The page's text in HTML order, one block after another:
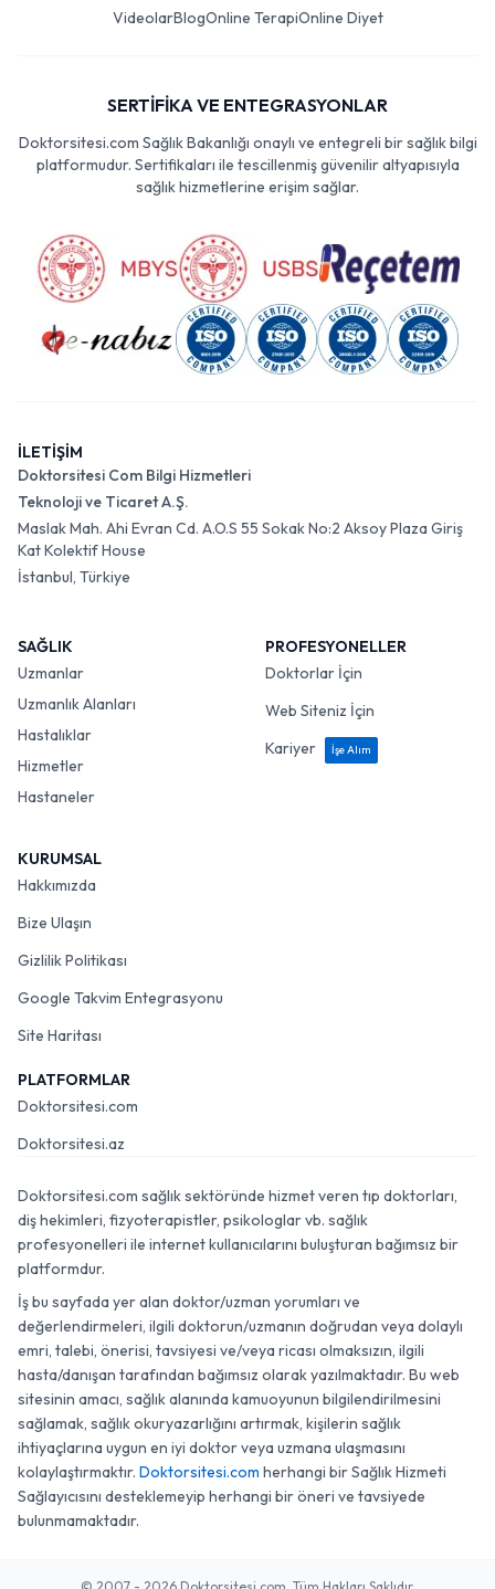
VideolarBlogOnline TerapiOnline Diyet
SERTİFİKA VE ENTEGRASYONLAR
Doktorsitesi.com Sağlık Bakanlığı onaylı ve entegreli bir sağlık bilgi
platformudur. Sertifikaları ile tescillenmiş güvenilir altyapısıyla
sağlık hizmetlerine erişim sağlar.
İLETİŞİM
Doktorsitesi Com Bilgi Hizmetleri
Teknoloji ve Ticaret A.Ş.
Maslak Mah. Ahi Evran Cd. A.O.S 55 Sokak No:2 Aksoy Plaza Giriş
Kat Kolektif House
İstanbul, Türkiye
SAĞLIK
Uzmanlar
Uzmanlık Alanları
Hastalıklar
Hizmetler
Hastaneler
PROFESYONELLER
Doktorlar İçin
Web Siteniz İçin
Kariyer
İşe Alım
KURUMSAL
Hakkımızda
Bize Ulaşın
Gizlilik Politikası
Google Takvim Entegrasyonu
Site Haritası
PLATFORMLAR
Doktorsitesi.com
Doktorsitesi.az
Doktorsitesi.com sağlık sektöründe hizmet veren tıp doktorları,
diş hekimleri, fizyoterapistler, psikologlar vb. sağlık
profesyonelleri ile internet kullanıcılarını buluşturan bağımsız bir
platformdur.
İş bu sayfada yer alan doktor/uzman yorumları ve
değerlendirmeleri, ilgili doktorun/uzmanın doğrudan veya dolaylı
emri, talebi, önerisi, tavsiyesi ve/veya ricası olmaksızın, ilgili
hasta/danışan tarafından bağımsız olarak yazılmaktadır. Bu web
sitesinin amacı, sağlık alanında kamuoyunun bilgilendirilmesini
sağlamak, sağlık okuryazarlığını artırmak, kişilerin sağlık
ihtiyaçlarına uygun en iyi doktor veya uzmana ulaşmasını
kolaylaştırmaktır. Doktorsitesi.com herhangi bir Sağlık Hizmeti
Sağlayıcısını desteklemeyip herhangi bir öneri ve tavsiyede
bulunmamaktadır.